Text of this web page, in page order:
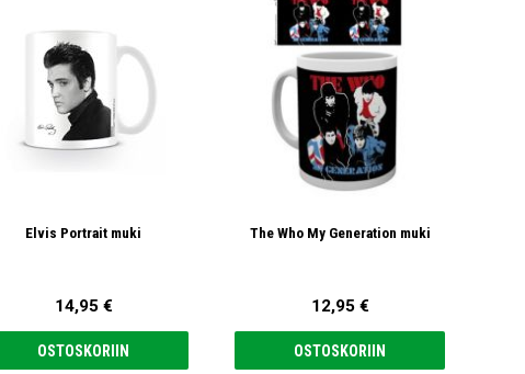
Elvis Portrait muki
14,95 €
OSTOSKORIIN
The Who My Generation muki
12,95 €
OSTOSKORIIN